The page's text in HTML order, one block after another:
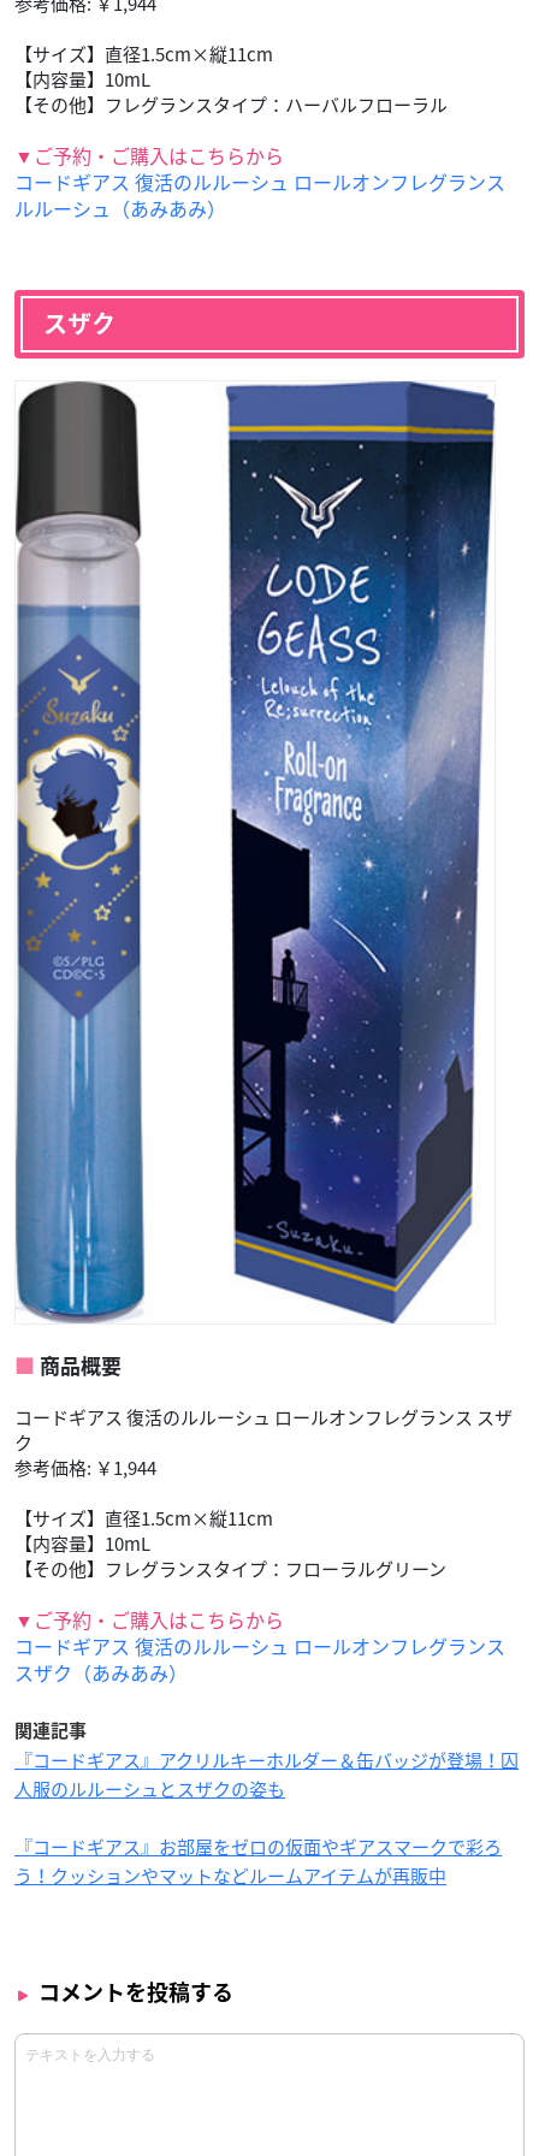
【サイズ】直径1.5cm×縦11cm
【内容量】10mL
【その他】フレグランスタイプ：ハーバルフローラル
▼ご予約・ご購入はこちらから
コードギアス 復活のルルーシュ ロールオンフレグランス
ルルーシュ（あみあみ）
スザク
商品概要
コードギアス 復活のルルーシュ ロールオンフレグランス スザ
ク
参考価格: ￥1,944
【サイズ】直径1.5cm×縦11cm
【内容量】10mL
【その他】フレグランスタイプ：フローラルグリーン
▼ご予約・ご購入はこちらから
コードギアス 復活のルルーシュ ロールオンフレグランス
スザク（あみあみ）
関連記事
『コードギアス』アクリルキーホルダー＆缶バッジが登場！囚
人服のルルーシュとスザクの姿も
『コードギアス』お部屋をゼロの仮面やギアスマークで彩ろ
う！クッションやマットなどルームアイテムが再販中
コメントを投稿する